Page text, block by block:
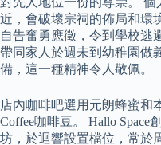
近，會破壞宗祠的佈局和環
自告奮勇應徵，令到學校逃
帶同家人於週未到幼稚園做
備，這一種精神令人敬佩。
店內咖啡吧選用元朗蜂蜜和
Coffee咖啡豆。 Hallo Space
坊，於迴響設置檔位，常於